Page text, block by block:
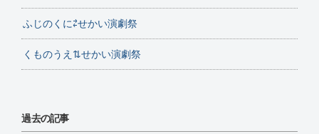
ふじのくに⇄せかい演劇祭
くものうえ⇅せかい演劇祭
過去の記事